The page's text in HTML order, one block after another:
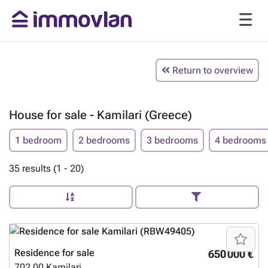
Return to overview
House for sale - Kamilari (Greece)
1 bedroom 2 bedrooms 3 bedrooms 4 bedrooms
35 results (1 - 20)
650 000 €
Residence for sale